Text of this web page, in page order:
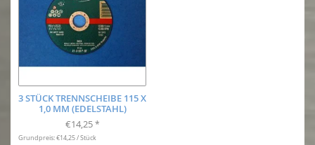
3 STÜCK TRENNSCHEIBE 115 X
1,0 MM (EDELSTAHL)
€14,25 *
Grundpreis: €14,25 / Stück